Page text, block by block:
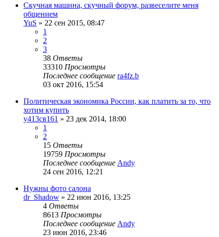
Скучная машина, скучный форум, развеселите меня
общением
YuS » 22 сен 2015, 08:47
1
2
3
38 Ответы
33310 Просмотры
Последнее сообщение ra4fz.b
03 окт 2016, 15:54
Политическая экономика России, как платить за то, что
хотим купить
у413св161 » 23 дек 2014, 18:00
1
2
15 Ответы
19759 Просмотры
Последнее сообщение Andy
24 сен 2016, 12:21
Нужны фото салона
dr_Shadow » 22 июн 2016, 13:25
4 Ответы
8613 Просмотры
Последнее сообщение Andy
23 июн 2016, 23:46